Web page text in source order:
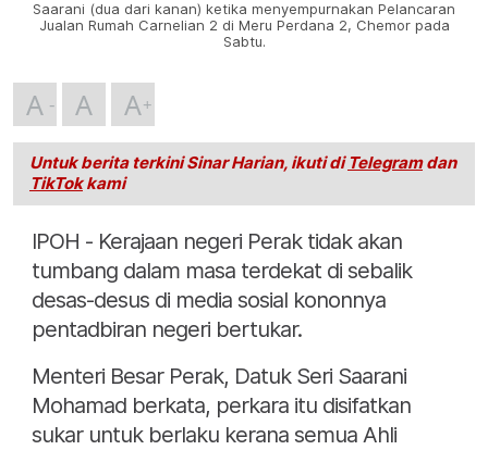
Saarani (dua dari kanan) ketika menyempurnakan Pelancaran
Jualan Rumah Carnelian 2 di Meru Perdana 2, Chemor pada
Sabtu.
A A A
Untuk berita terkini Sinar Harian, ikuti di Telegramdan
TikTokkami
IPOH - Kerajaan negeri Perak tidak akan
tumbang dalam masa terdekat di sebalik
desas-desus di media sosial kononnya
pentadbiran negeri bertukar.
Menteri Besar Perak, Datuk Seri Saarani
Mohamad berkata, perkara itu disifatkan
sukar untuk berlaku kerana semua Ahli